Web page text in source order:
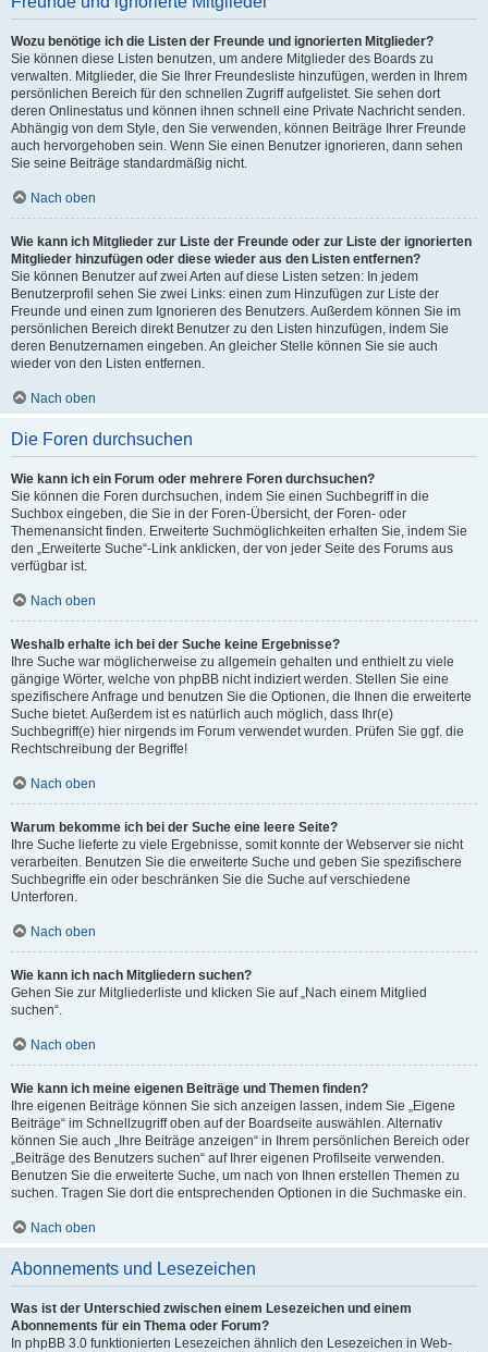
Wozu benötige ich die Listen der Freunde und ignorierten Mitglieder?
Sie können diese Listen benutzen, um andere Mitglieder des Boards zu
verwalten. Mitglieder, die Sie Ihrer Freundesliste hinzufügen, werden in Ihrem
persönlichen Bereich für den schnellen Zugriff aufgelistet. Sie sehen dort
deren Onlinestatus und können ihnen schnell eine Private Nachricht senden.
Abhängig von dem Style, den Sie verwenden, können Beiträge Ihrer Freunde
auch hervorgehoben sein. Wenn Sie einen Benutzer ignorieren, dann sehen
Sie seine Beiträge standardmäßig nicht.
Nach oben
Wie kann ich Mitglieder zur Liste der Freunde oder zur Liste der ignorierten
Mitglieder hinzufügen oder diese wieder aus den Listen entfernen?
Sie können Benutzer auf zwei Arten auf diese Listen setzen: In jedem
Benutzerprofil sehen Sie zwei Links: einen zum Hinzufügen zur Liste der
Freunde und einen zum Ignorieren des Benutzers. Außerdem können Sie im
persönlichen Bereich direkt Benutzer zu den Listen hinzufügen, indem Sie
deren Benutzernamen eingeben. An gleicher Stelle können Sie sie auch
wieder von den Listen entfernen.
Nach oben
Die Foren durchsuchen
Wie kann ich ein Forum oder mehrere Foren durchsuchen?
Sie können die Foren durchsuchen, indem Sie einen Suchbegriff in die
Suchbox eingeben, die Sie in der Foren-Übersicht, der Foren- oder
Themenansicht finden. Erweiterte Suchmöglichkeiten erhalten Sie, indem Sie
den „Erweiterte Suche“-Link anklicken, der von jeder Seite des Forums aus
verfügbar ist.
Nach oben
Weshalb erhalte ich bei der Suche keine Ergebnisse?
Ihre Suche war möglicherweise zu allgemein gehalten und enthielt zu viele
gängige Wörter, welche von phpBB nicht indiziert werden. Stellen Sie eine
spezifischere Anfrage und benutzen Sie die Optionen, die Ihnen die erweiterte
Suche bietet. Außerdem ist es natürlich auch möglich, dass Ihr(e)
Suchbegriff(e) hier nirgends im Forum verwendet wurden. Prüfen Sie ggf. die
Rechtschreibung der Begriffe!
Nach oben
Warum bekomme ich bei der Suche eine leere Seite?
Ihre Suche lieferte zu viele Ergebnisse, somit konnte der Webserver sie nicht
verarbeiten. Benutzen Sie die erweiterte Suche und geben Sie spezifischere
Suchbegriffe ein oder beschränken Sie die Suche auf verschiedene
Unterforen.
Nach oben
Wie kann ich nach Mitgliedern suchen?
Gehen Sie zur Mitgliederliste und klicken Sie auf „Nach einem Mitglied
suchen“.
Nach oben
Wie kann ich meine eigenen Beiträge und Themen finden?
Ihre eigenen Beiträge können Sie sich anzeigen lassen, indem Sie „Eigene
Beiträge“ im Schnellzugriff oben auf der Boardseite auswählen. Alternativ
können Sie auch „Ihre Beiträge anzeigen“ in Ihrem persönlichen Bereich oder
„Beiträge des Benutzers suchen“ auf Ihrer eigenen Profilseite verwenden.
Benutzen Sie die erweiterte Suche, um nach von Ihnen erstellen Themen zu
suchen. Tragen Sie dort die entsprechenden Optionen in die Suchmaske ein.
Nach oben
Abonnements und Lesezeichen
Was ist der Unterschied zwischen einem Lesezeichen und einem
Abonnements für ein Thema oder Forum?
In phpBB 3.0 funktionierten Lesezeichen ähnlich den Lesezeichen in Web-